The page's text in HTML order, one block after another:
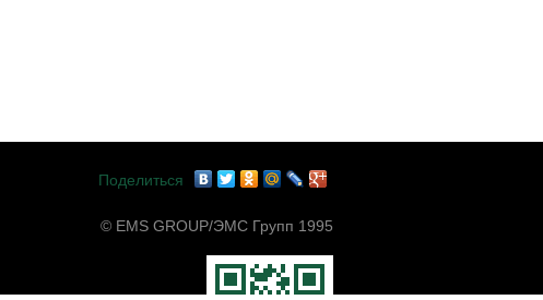
Поделиться
© EMS GROUP/ЭМС Групп 1995